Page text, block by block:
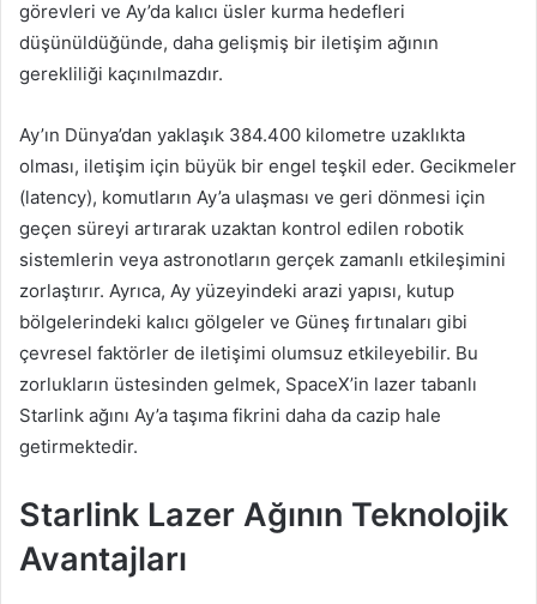
görevleri ve Ay’da kalıcı üsler kurma hedefleri
düşünüldüğünde, daha gelişmiş bir iletişim ağının
gerekliliği kaçınılmazdır.
Ay’ın Dünya’dan yaklaşık 384.400 kilometre uzaklıkta
olması, iletişim için büyük bir engel teşkil eder. Gecikmeler
(latency), komutların Ay’a ulaşması ve geri dönmesi için
geçen süreyi artırarak uzaktan kontrol edilen robotik
sistemlerin veya astronotların gerçek zamanlı etkileşimini
zorlaştırır. Ayrıca, Ay yüzeyindeki arazi yapısı, kutup
bölgelerindeki kalıcı gölgeler ve Güneş fırtınaları gibi
çevresel faktörler de iletişimi olumsuz etkileyebilir. Bu
zorlukların üstesinden gelmek, SpaceX’in lazer tabanlı
Starlink ağını Ay’a taşıma fikrini daha da cazip hale
getirmektedir.
Starlink Lazer Ağının Teknolojik
Avantajları